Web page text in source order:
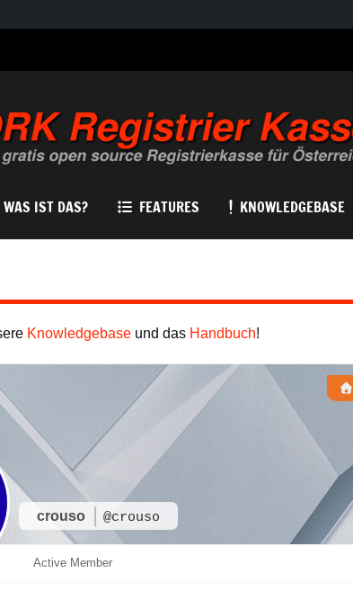
WAS IST DAS? FEATURES KNOWLEDGEBASE
Knowledgebase und das Handbuch!
crouso @crouso
Active Member